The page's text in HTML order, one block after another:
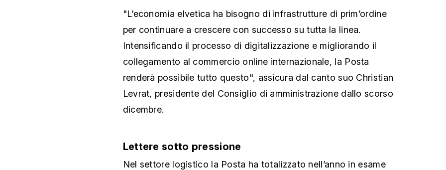
"L’economia elvetica ha bisogno di infrastrutture di prim’ordine
per continuare a crescere con successo su tutta la linea.
Intensificando il processo di digitalizzazione e migliorando il
collegamento al commercio online internazionale, la Posta
renderà possibile tutto questo", assicura dal canto suo Christian
Levrat, presidente del Consiglio di amministrazione dallo scorso
dicembre.
Lettere sotto pressione
Nel settore logistico la Posta ha totalizzato nell’anno in esame